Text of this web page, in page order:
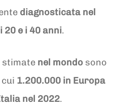
diagnosticata nel
e i 40 anni.
stimate nel mondo sono
cui 1.200.000 in Europa
nel 2022.